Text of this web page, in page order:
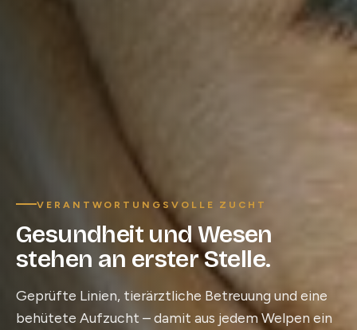
VERANTWORTUNGSVOLLE ZUCHT
Gesundheit und Wesen
stehen an erster Stelle.
Geprüfte Linien, tierärztliche Betreuung und eine
behütete Aufzucht – damit aus jedem Welpen ein